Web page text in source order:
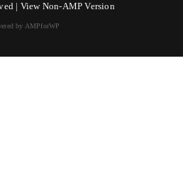
| View Non-AMP Version
by AMPforWP